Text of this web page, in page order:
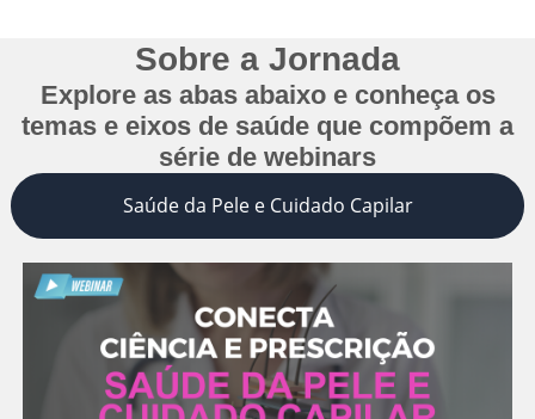
Sobre a Jornada
Explore as abasabaixo e conheça os
temas e eixos de saúde que compõem a
série de webinars
Saúde da Pele e Cuidado Capilar